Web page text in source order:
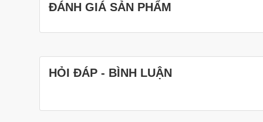
ĐÁNH GIÁ SẢN PHẨM
HỎI ĐÁP - BÌNH LUẬN